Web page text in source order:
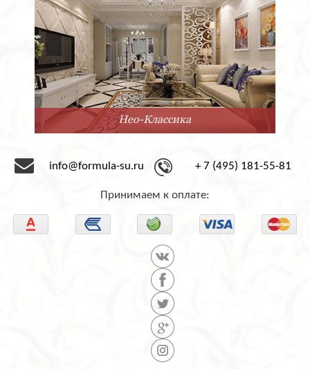
Нео-Классика
info@formula-su.ru + 7 (495) 181-55-81
Принимаем к оплате: